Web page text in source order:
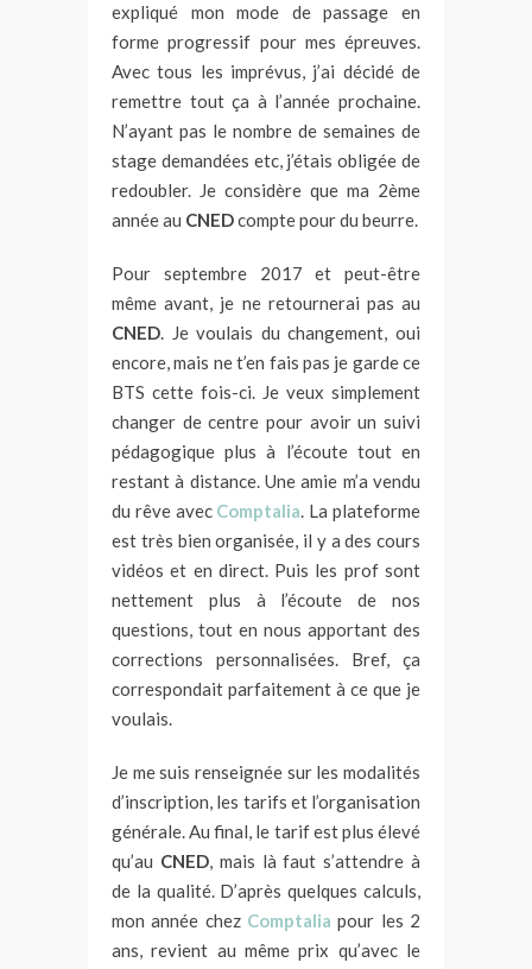
expliqué mon mode de passage en
forme progressif pour mes épreuves.
Avec tous les imprévus, j’ai décidé de
remettre tout ça à l’année prochaine.
N’ayant pas le nombre de semaines de
stage demandées etc, j’étais obligée de
redoubler. Je considère que ma 2ème
année au CNEDcompte pour du beurre.
Pour septembre 2017 et peut-être
même avant, je ne retournerai pas au
CNED. Je voulais du changement, oui
encore, mais ne t’en fais pas je garde ce
BTS cette fois-ci. Je veux simplement
changer de centre pour avoir un suivi
pédagogique plus à l’écoute tout en
restant à distance. Une amie m’a vendu
du rêve avec Comptalia. La plateforme
est très bien organisée, il y a des cours
vidéos et en direct. Puis les prof sont
nettement plus à l’écoute de nos
questions, tout en nous apportant des
corrections personnalisées. Bref, ça
correspondait parfaitement à ce que je
voulais.
Je me suis renseignée sur les modalités
d’inscription, les tarifs et l’organisation
générale. Au final, le tarif est plus élevé
qu’au CNED, mais là faut s’attendre à
de la qualité. D’après quelques calculs,
mon année chez Comptalia pour les 2
ans, revient au même prix qu’avec le